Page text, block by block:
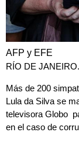
AFP y EFE
RÍO DE JANEIRO.
Más de 200
Lula da Silva se
televisora Globo
en el caso de